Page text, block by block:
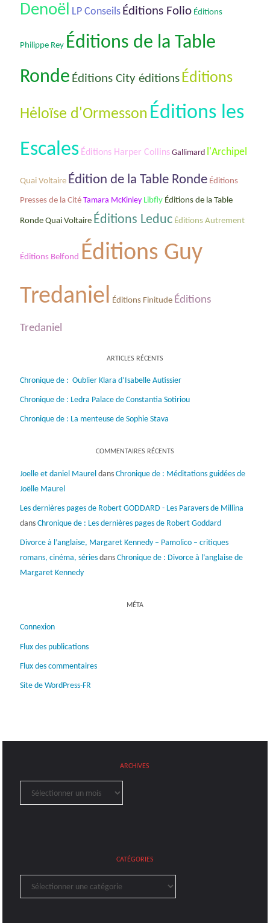
Denoël LP Conseils Éditions Folio Éditions
Philippe Rey Éditions de la Table
Ronde Éditions City éditions Éditions
Hėloïse d'Ormesson Éditions les
Escales Éditions Harper Collins Gallimard l'Archipel
Quai Voltaire Édition de la Table Ronde Éditions
Presses de la Cité Tamara McKinley Libfly Éditions de la Table
Ronde Quai Voltaire Éditions Leduc Éditions Autrement
Éditions Belfond Éditions Guy
Tredaniel Éditions Finitude Éditions
Tredaniel
ARTICLES RÉCENTS
Chronique de : Oublier Klara d’Isabelle Autissier
Chronique de : Ledra Palace de Constantia Sotiriou
Chronique de : La menteuse de Sophie Stava
COMMENTAIRES RÉCENTS
Joelle et daniel Maurel dans Chronique de : Méditations guidées de
Joëlle Maurel
Les dernières pages de Robert GODDARD - Les Paravers de Millina
dans Chronique de : Les dernières pages de Robert Goddard
Divorce à l’anglaise, Margaret Kennedy – Pamolico – critiques
romans, cinéma, sériesdans Chronique de : Divorce à l’anglaise de
Margaret Kennedy
MÉTA
Connexion
Flux des publications
Flux des commentaires
Site de WordPress-FR
ARCHIVES
Archives
CATÉGORIES
Catégories